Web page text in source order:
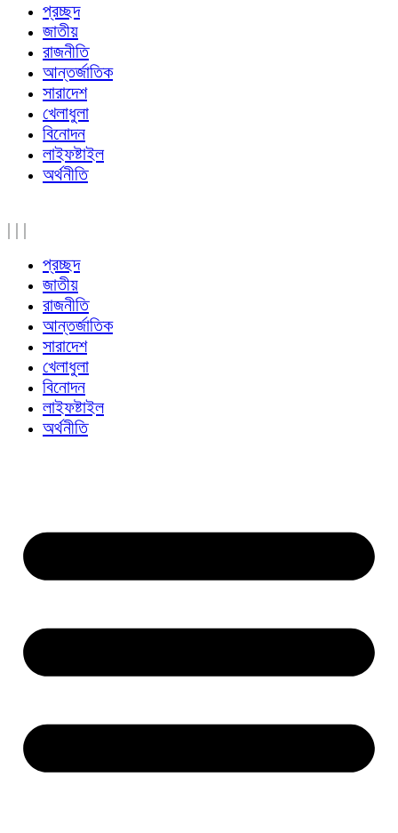
প্রচ্ছদ
জাতীয়
রাজনীতি
আন্তর্জাতিক
সারাদেশ
খেলাধুলা
বিনোদন
লাইফষ্টাইল
অর্থনীতি
| | |
প্রচ্ছদ
জাতীয়
রাজনীতি
আন্তর্জাতিক
সারাদেশ
খেলাধুলা
বিনোদন
লাইফষ্টাইল
অর্থনীতি